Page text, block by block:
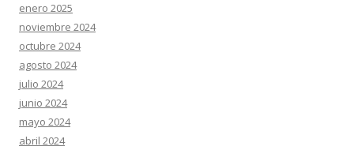
enero 2025
noviembre 2024
octubre 2024
agosto 2024
julio 2024
junio 2024
mayo 2024
abril 2024